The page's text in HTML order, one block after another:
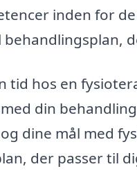
inden for
tid hos en
din
dine mål med
der passer til